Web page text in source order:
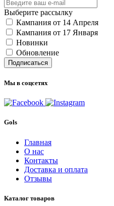
Выберите рассылку
Кампания от 14 Апреля
Кампания от 17 Января
Новинки
Обновление
Подписаться
Мы в соцсетях
Gols
Главная
О нас
Контакты
Доставка и оплата
Отзывы
Каталог товаров